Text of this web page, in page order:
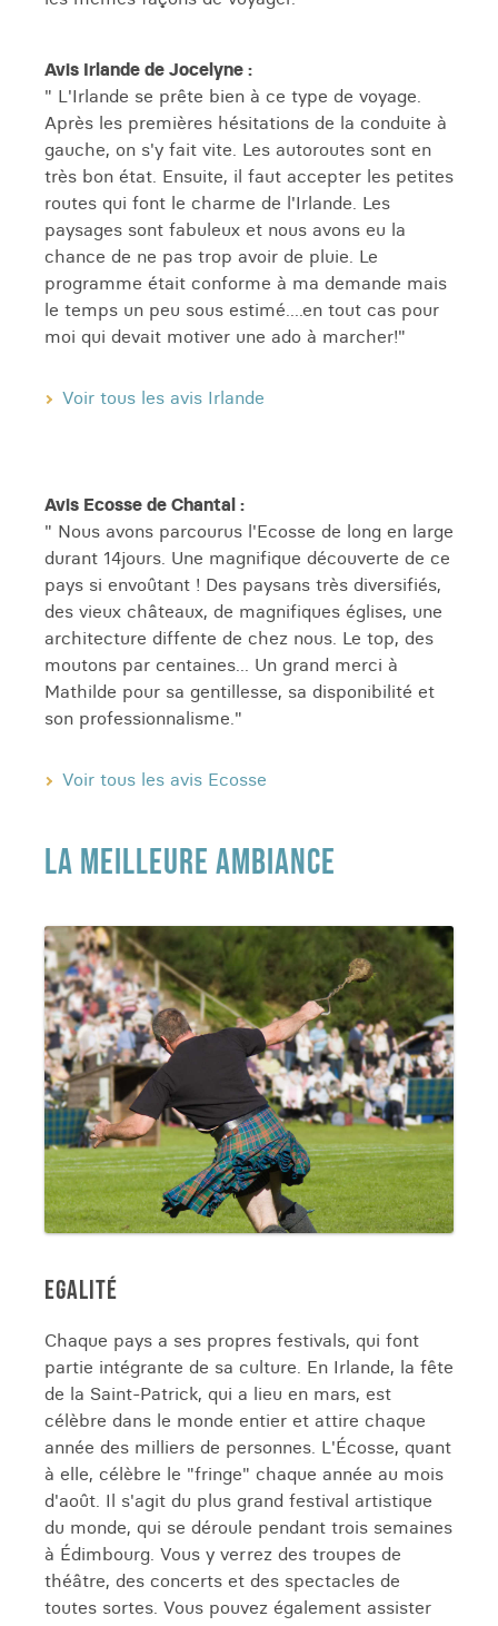
Avis Irlande de Jocelyne :
" L'Irlande se prête bien à ce type de voyage.
Après les premières hésitations de la conduite à
gauche, on s'y fait vite. Les autoroutes sont en
très bon état. Ensuite, il faut accepter les petites
routes qui font le charme de l'Irlande. Les
paysages sont fabuleux et nous avons eu la
chance de ne pas trop avoir de pluie. Le
programme était conforme à ma demande mais
le temps un peu sous estimé....en tout cas pour
moi qui devait motiver une ado à marcher!"
Voir tous les avis Irlande
Avis Ecosse de Chantal :
" Nous avons parcourus l'Ecosse de long en large
durant 14jours. Une magnifique découverte de ce
pays si envoûtant ! Des paysans très diversifiés,
des vieux châteaux, de magnifiques églises, une
architecture diffente de chez nous. Le top, des
moutons par centaines... Un grand merci à
Mathilde pour sa gentillesse, sa disponibilité et
son professionnalisme."
Voir tous les avis Ecosse
LA MEILLEURE AMBIANCE
EGALITÉ
Chaque pays a ses propres festivals, qui font
partie intégrante de sa culture. En Irlande, la fête
de la Saint-Patrick, qui a lieu en mars, est
célèbre dans le monde entier et attire chaque
année des milliers de personnes. L'Écosse, quant
à elle, célèbre le "fringe" chaque année au mois
d'août. Il s'agit du plus grand festival artistique
du monde, qui se déroule pendant trois semaines
à Édimbourg. Vous y verrez des troupes de
théâtre, des concerts et des spectacles de
toutes sortes. Vous pouvez également assister